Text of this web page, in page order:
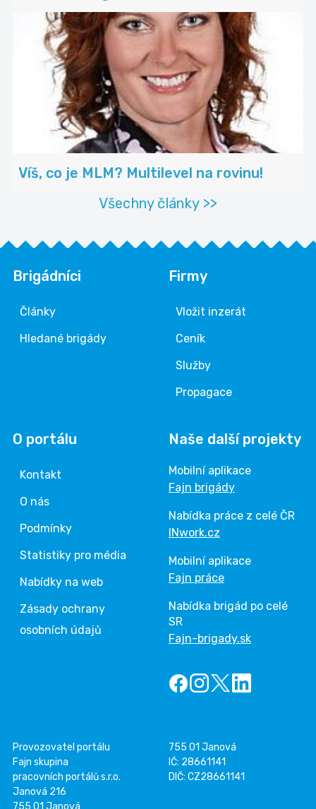
Víš, co je MLM? Multilevel na rovinu!
Všechny články >>
Brigádníci
Články
Hledané brigády
Firmy
Vložit inzerát
Ceník
Služby
Propagace
O portálu
Kontakt
O nás
Podmínky
Statistiky pro média
Nabídky na web
Zásady ochrany
osobních údajů
Naše další projekty
Mobilní aplikace
Fajn brigády
Nabídka práce z celé ČR
INwork.cz
Mobilní aplikace
Fajn práce
Nabídka brigád po celé
SR
Fajn-brigady.sk
Provozovatel portálu
Fajn skupina
pracovních portálů s.r.o.
Janová 216
755 01 Janová
IČ: 28661141
DIČ: CZ28661141